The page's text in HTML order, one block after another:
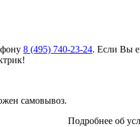
8 (495) 740-23-24. Если Вы
самовывоз.
Подробнее об